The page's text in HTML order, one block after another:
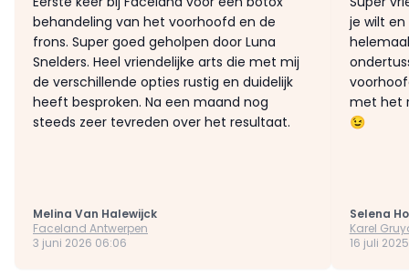
behandeling van het voorhoofd en de
frons. Super goed geholpen door Luna
Snelders. Heel vriendelijke arts die met mij
de verschillende opties rustig en duidelijk
heeft besproken. Na een maand nog
steeds zeer tevreden over het resultaat.
Melina Van Halewijck
Faceland Antwerpen
3 juni 2026 06:06
je wilt
met het
😉
Selena
Karel
16 juli 2025